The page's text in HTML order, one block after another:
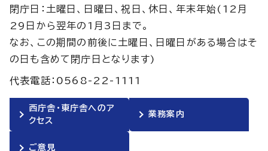
閉庁日：土曜日、日曜日、祝日、休日、年末年始(12月
29日から翌年の1月3日まで。
なお、この期間の前後に土曜日、日曜日がある場合はそ
の日も含めて閉庁日となります)
代表電話：0568-22-1111
西庁舎・東庁舎へのア
クセス
業務案内
ご意見